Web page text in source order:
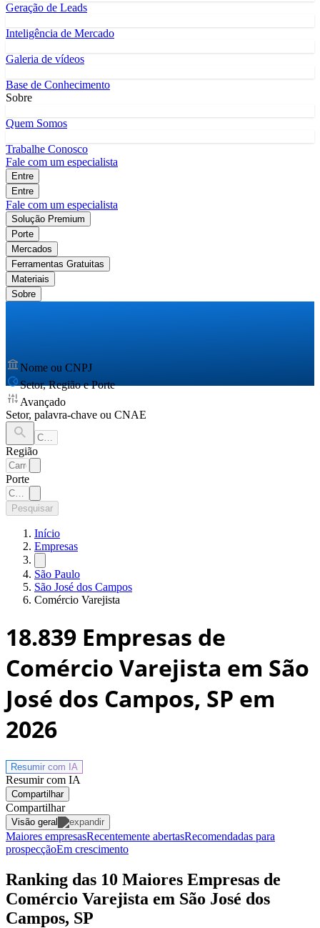
Geração de Leads
Inteligência de Mercado
Galeria de vídeos
Base de Conhecimento
Sobre
Quem Somos
Trabalhe Conosco
Fale com um especialista
Entre
Entre
Fale com um especialista
Solução Premium
Porte
Mercados
Ferramentas Gratuitas
Materiais
Sobre
Nome ou CNPJ
Setor, Região e Porte
Avançado
Setor, palavra-chave ou CNAE
Região
Porte
Pesquisar
Início
Empresas
São Paulo
São José dos Campos
Comércio Varejista
18.839 Empresas de
Comércio Varejista em São
José dos Campos, SP em
2026
Resumir com IA
Resumir com IA
Compartilhar
Compartilhar
Visão geral
Maiores empresasRecentemente abertasRecomendadas para
prospecçãoEm crescimento
Ranking das 10 Maiores Empresas de
Comércio Varejista em São José dos
Campos, SP